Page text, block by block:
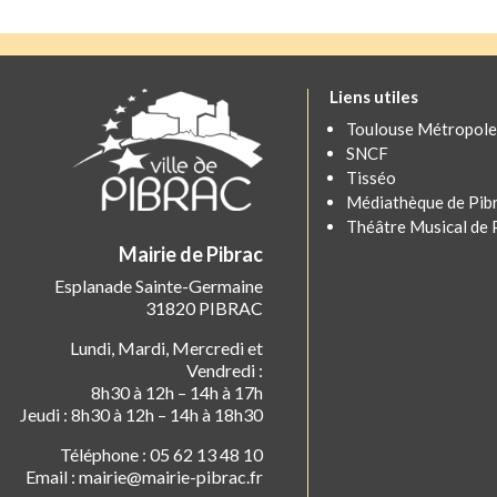
Mairie de Pibrac
Esplanade Sainte-Germaine
31820 PIBRAC
Lundi, Mardi, Mercredi et
Vendredi :
8h30 à 12h – 14h à 17h
Jeudi : 8h30 à 12h – 14h à 18h30
Téléphone : 05 62 13 48 10
Email : mairie@mairie-pibrac.fr
Liens utiles
Toulouse Métropole
SNCF
Tisséo
Médiathèque de
Théâtre Musical de